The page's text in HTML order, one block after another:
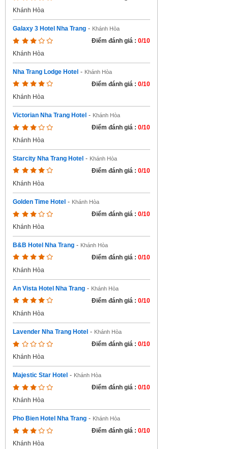
Khánh Hòa
Galaxy 3 Hotel Nha Trang - Khánh Hòa
Điểm đánh giá : 0/10
Khánh Hòa
Nha Trang Lodge Hotel - Khánh Hòa
Điểm đánh giá : 0/10
Khánh Hòa
Victorian Nha Trang Hotel - Khánh Hòa
Điểm đánh giá : 0/10
Khánh Hòa
Starcity Nha Trang Hotel - Khánh Hòa
Điểm đánh giá : 0/10
Khánh Hòa
Golden Time Hotel - Khánh Hòa
Điểm đánh giá : 0/10
Khánh Hòa
B&B Hotel Nha Trang - Khánh Hòa
Điểm đánh giá : 0/10
Khánh Hòa
An Vista Hotel Nha Trang - Khánh Hòa
Điểm đánh giá : 0/10
Khánh Hòa
Lavender Nha Trang Hotel - Khánh Hòa
Điểm đánh giá : 0/10
Khánh Hòa
Majestic Star Hotel - Khánh Hòa
Điểm đánh giá : 0/10
Khánh Hòa
Pho Bien Hotel Nha Trang - Khánh Hòa
Điểm đánh giá : 0/10
Khánh Hòa